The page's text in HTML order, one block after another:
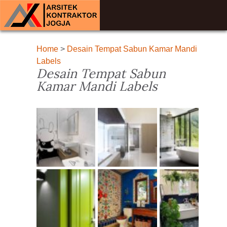
Home> Desain Tempat Sabun Kamar Mandi
Labels
Desain Tempat Sabun
Kamar Mandi Labels